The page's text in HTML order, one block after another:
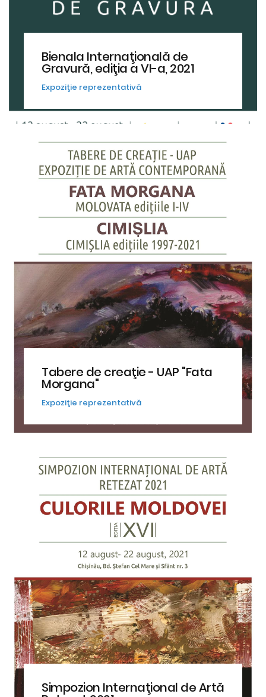
Bienala Internaţională de
Gravură, ediţia a VI-a, 2021
Expoziţie reprezentativă
Tabere de creaţie - UAP "Fata
Morgana"
Expoziţie reprezentativă
Simpozion Internaţional de Artă